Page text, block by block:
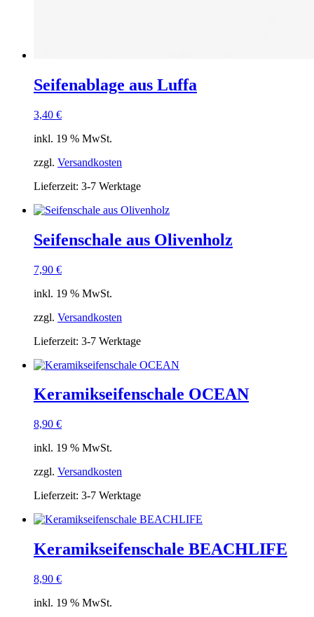
Seifenablage aus Luffa
3,40 €
inkl. 19 % MwSt.
zzgl. Versandkosten
Lieferzeit: 3-7 Werktage
Seifenschale aus Olivenholz
7,90 €
inkl. 19 % MwSt.
zzgl. Versandkosten
Lieferzeit: 3-7 Werktage
Keramikseifenschale OCEAN
8,90 €
inkl. 19 % MwSt.
zzgl. Versandkosten
Lieferzeit: 3-7 Werktage
Keramikseifenschale BEACHLIFE
8,90 €
inkl. 19 % MwSt.